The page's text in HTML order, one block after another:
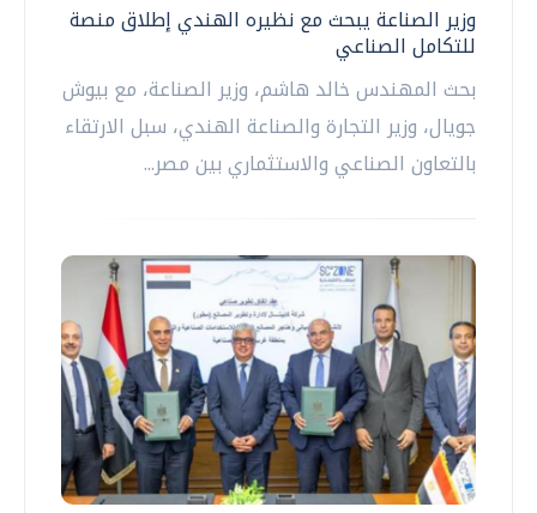
وزير الصناعة يبحث مع نظيره الهندي إطلاق منصة
للتكامل الصناعي
بحث المهندس خالد هاشم، وزير الصناعة، مع بيوش
جويال، وزير التجارة والصناعة الهندي، سبل الارتقاء
بالتعاون الصناعي والاستثماري بين مصر...